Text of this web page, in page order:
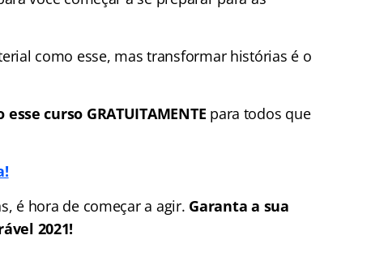
como esse, mas transformar histórias é o
curso GRATUITAMENTE para todos que
é hora de começar a agir. Garanta a sua
2021!